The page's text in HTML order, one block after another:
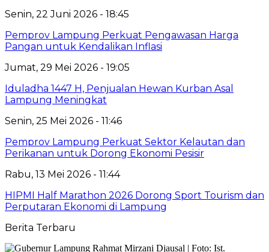
Senin, 22 Juni 2026 - 18:45
Pemprov Lampung Perkuat Pengawasan Harga
Pangan untuk Kendalikan Inflasi
Jumat, 29 Mei 2026 - 19:05
Iduladha 1447 H, Penjualan Hewan Kurban Asal
Lampung Meningkat
Senin, 25 Mei 2026 - 11:46
Pemprov Lampung Perkuat Sektor Kelautan dan
Perikanan untuk Dorong Ekonomi Pesisir
Rabu, 13 Mei 2026 - 11:44
HIPMI Half Marathon 2026 Dorong Sport Tourism dan
Perputaran Ekonomi di Lampung
Berita Terbaru